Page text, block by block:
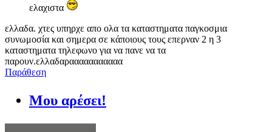
ελαχιστα
ελλαδα. χτες υπηρχε απο ολα τα καταστηματα παγκοσμια
συνωμοσία και σημερα σε κάποιους τους επερναν 2 η 3
καταστηματα τηλεφωνο για να πανε να τα
παρουν.ελλαδαρααααααααααα
Παράθεση
Μου αρέσει!